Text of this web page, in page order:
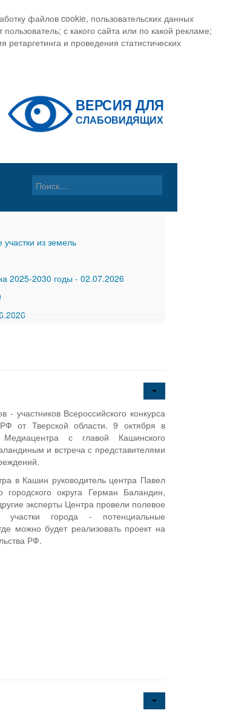
файлов cookie, пользовательских данных
с какого сайта или по какой рекламе;
и проведения статистических
из земель
2025-2030 годы - 02.07.2026
- участников Всероссийского конкурса
РФ от Тверской области. 9 октября в
с главой Кашинского
и встреча с представителями
в Кашин руководитель центра Павел
городского округа Герман Баландин,
эксперты Центра провели полевое
участки города - потенциальные
можно будет реализовать проект на
РФ.